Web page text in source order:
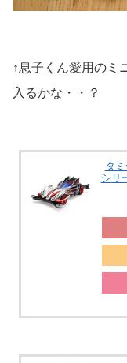
↑息子くん愛用のミ
入るかな・・？
タ
シリ